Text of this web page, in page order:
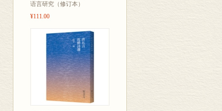
语言研究（修订本）
¥111.00